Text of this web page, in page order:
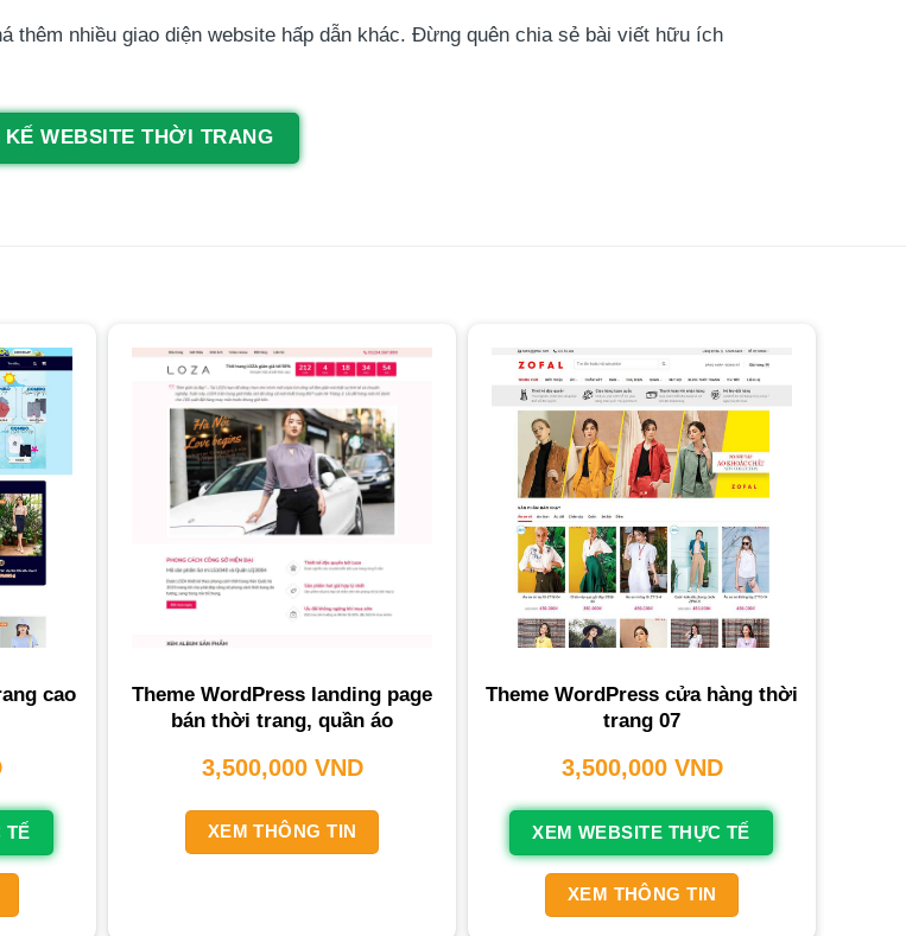
thêm nhiều giao diện website hấp dẫn khác. Đừng quên chia sẻ bài viết hữu ích
KẾ WEBSITE THỜI TRANG
cao
TẾ
Theme WordPress landing page
bán thời trang, quần áo
3,500,000 VND
XEM THÔNG TIN
Theme WordPress cửa hàng thời
trang 07
3,500,000 VND
XEM WEBSITE THỰC TẾ
XEM THÔNG TIN